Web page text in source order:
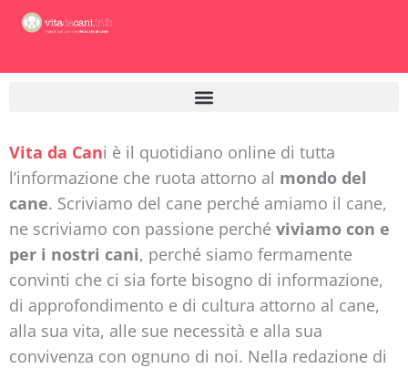
Vita da Cani è il quotidiano online di tutta
l’informazione che ruota attorno al mondo del
cane. Scriviamo del cane perché amiamo il cane,
ne scriviamo con passione perché viviamo con e
per i nostri cani, perché siamo fermamente
convinti che ci sia forte bisogno di informazione,
di approfondimento e di cultura attorno al cane,
alla sua vita, alle sue necessità e alla sua
convivenza con ognuno di noi. Nella redazione di